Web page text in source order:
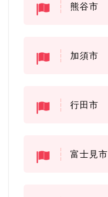
熊谷市
加須市
行田市
富士見市